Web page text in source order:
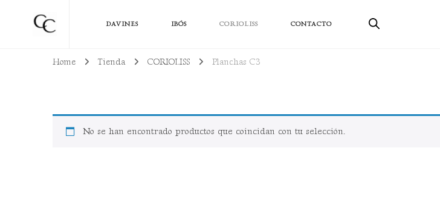
Cuidamos de tu Cabello
Todo lo que necesitas para lucir un cabello bien cuidado, sano y con productos sostenibles
DAVINES IBÓS CORIOLISS CONTACTO
Home Tienda CORIOLISS Planchas C3
No se han encontrado productos que coincidan con tu selección.